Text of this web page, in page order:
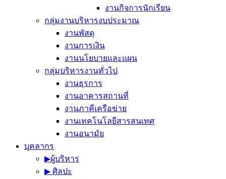
งานกิจการนักเรียน
กลุ่มงานบริหารงบประมาณ
งานพัสดุ
งานการเงิน
งานนโยบายและแผน
กลุ่มบริหารงานทั่วไป
งานธุรการ
งานอาคารสถานที่
งานภาคีเครือข่าย
งานเทคโนโลยีสารสนเทศ
งานอนามัย
บุคลากร
▶︎ผู้บริหาร
▶︎ ศิลปะ